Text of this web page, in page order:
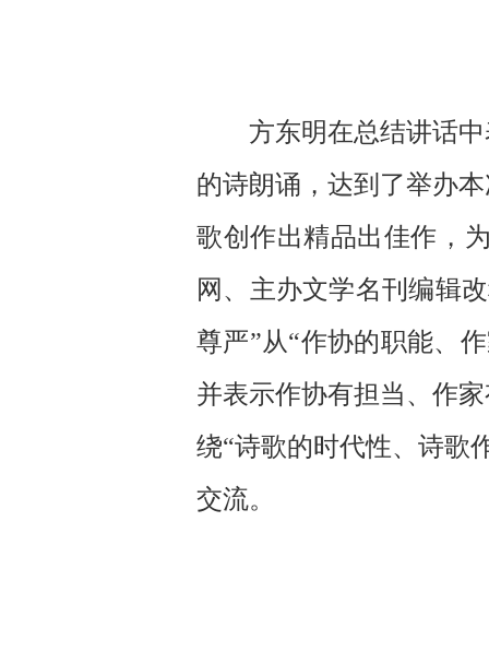
方东明在总结讲话中
的诗朗诵，达到了举办
歌创作出精品出佳作，
网、主办文学名刊编辑
尊严”从“作协的职能、
并表示作协有担当、作
绕“诗歌的时代性、诗歌
交流。